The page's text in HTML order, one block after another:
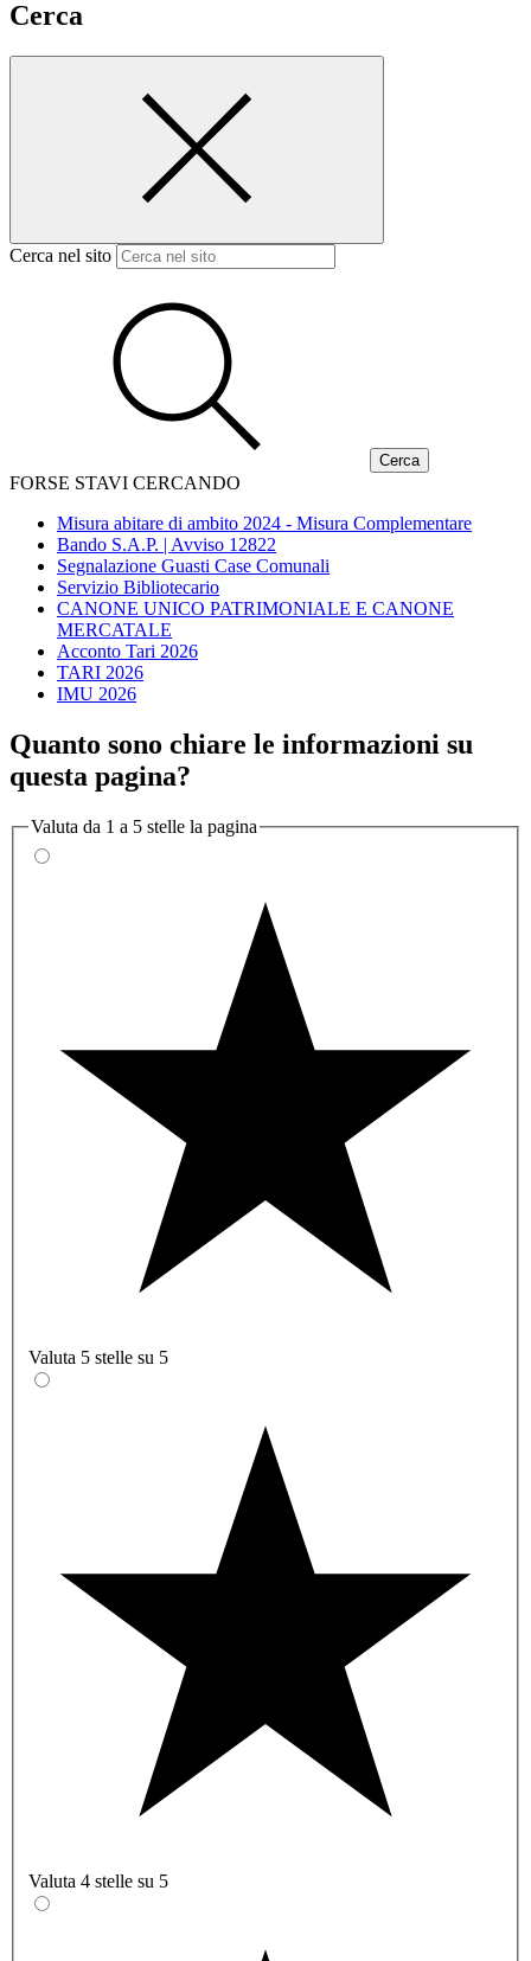
Cerca
Cerca nel sito
FORSE STAVI CERCANDO
Misura abitare di ambito 2024 - Misura Complementare
Bando S.A.P. | Avviso 12822
Segnalazione Guasti Case Comunali
Servizio Bibliotecario
CANONE UNICO PATRIMONIALE E CANONE
MERCATALE
Acconto Tari 2026
TARI 2026
IMU 2026
Quanto sono chiare le informazioni su
questa pagina?
Valuta da 1 a 5 stelle la pagina
Valuta 5 stelle su 5
Valuta 4 stelle su 5